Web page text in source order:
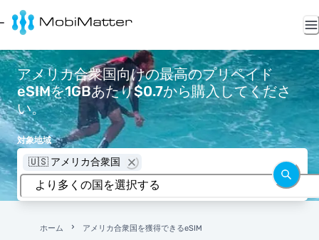
アメリカ合衆国向けの最高のプリペイド
eSIMを1GBあたり$0.7から購入してくださ
い。
対象地域
🇺🇸 アメリカ合衆国
ホーム アメリカ合衆国を獲得できるeSIM